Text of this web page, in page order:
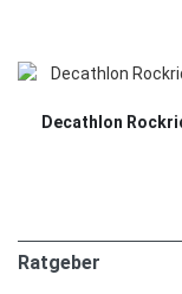
Decathlon
Ratgeber
RATGEBER